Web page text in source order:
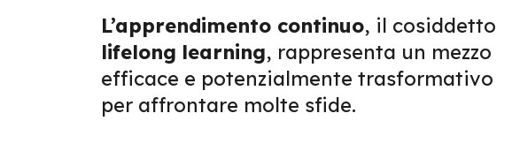
L’apprendimento continuo, il cosiddetto
lifelong learning, rappresenta un mezzo
efficace e potenzialmente trasformativo
per affrontare molte sfide.